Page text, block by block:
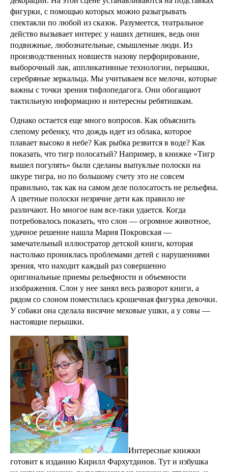
фигурки, с помощью которых можно разыгрывать
спектакли по любой из сказок. Разумеется, театральное
действо вызывает интерес у наших детишек, ведь они
подвижные, любознательные, смышленые люди. Из
производственных новшеств назову перфорирование,
выборочный лак, аппликативные технологии, перышки,
серебряные зеркальца. Мы учитываем все мелочи, которые
важны с точки зрения тифлопедагога. Они обогащают
тактильную информацию и интересны ребятишкам.
Однако остается еще много вопросов. Как объяснить
слепому ребенку, что дождь идет из облака, которое
плавает высоко в небе? Как рыбка резвится в воде? Как
показать, что тигр полосатый? Например, в книжке «Тигр
вышел погулять» были сделаны выпуклые полоски на
шкуре тигра, но по большому счету это не совсем
правильно, так как на самом деле полосатость не рельефна.
А цветные полоски незрячие дети как правило не
различают. Но многое нам все-таки удается. Когда
потребовалось показать, что слон — огромное животное,
удачное решение нашла Мария Покровская —
замечательный иллюстратор детской книги, которая
настолько прониклась проблемами детей с нарушениями
зрения, что находит каждый раз совершенно
оригинальные приемы рельефности и объемности
изображения. Слон у нее занял весь разворот книги, а
рядом со слоном поместилась крошечная фигурка девочки.
У собаки она сделала висячие меховые ушки, а у совы —
настоящие перышки.
Интересные книжки
готовит к изданию Кирилл Фархутдинов. Тут и избушка